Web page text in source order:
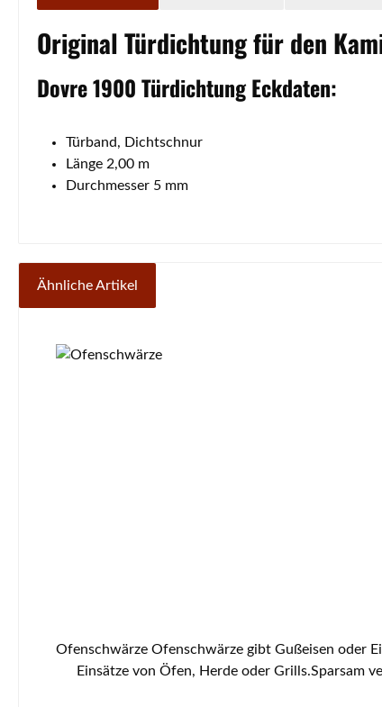
OriginalTürdichtungfür den
Dovre1900TürdichtungEckdaten:
Türband, Dichtschnur
Länge 2,00 m
Durchmesser 5 mm
Ähnliche Artikel
Ofenschwärze Ofenschwärze gibt Gußeisen oder
Einsätze von Öfen, Herde oder Grills.Sparsam verwenden und komplett